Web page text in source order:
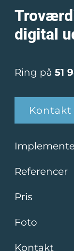
digital
Ring på 51
Referencer
Pris
Foto
Kontakt